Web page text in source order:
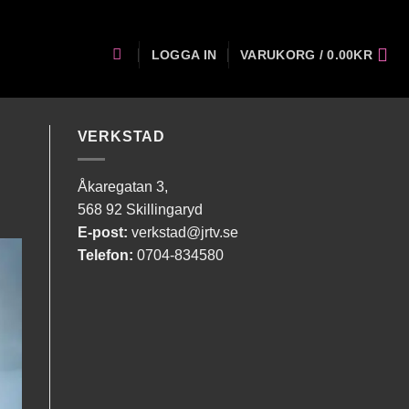
LOGGA IN VARUKORG /0.00KR
VERKSTAD
Åkaregatan 3,
568 92 Skillingaryd
E-post: verkstad@jrtv.se
Telefon: 0704-834580